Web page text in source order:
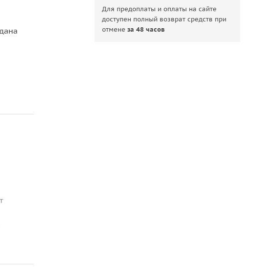
на
Для предоплаты и оплаты на сайте
доступен полный возврат средств при
отменеза 48 часов